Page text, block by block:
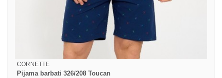
CORNETTE
Pijama barbati 326/208 Toucan